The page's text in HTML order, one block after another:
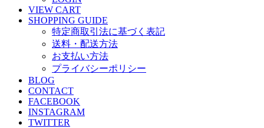
VIEW CART
SHOPPING GUIDE
特定商取引法に基づく表記
送料・配送方法
お支払い方法
プライバシーポリシー
BLOG
CONTACT
FACEBOOK
INSTAGRAM
TWITTER